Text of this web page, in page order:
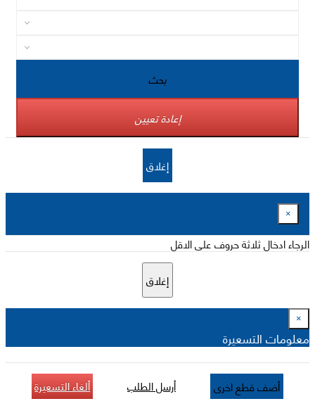
بحث
إعادة تعيين
إغلاق
×
الرجاء ادخال ثلاثة حروف على الاقل
إغلاق
×
معلومات التسعيرة
أضف قطع اخرى أرسل الطلب ألغاء التسعيرة